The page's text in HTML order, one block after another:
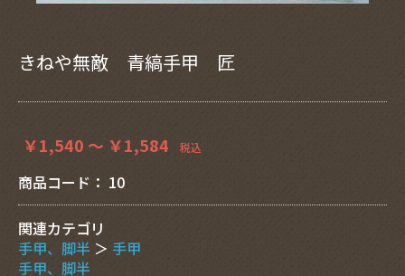
きねや無敵 青縞手甲 匠
￥1,540 ～ ￥1,584 税込
商品コード： 10
関連カテゴリ
手甲、脚半 ＞ 手甲
手甲、脚半